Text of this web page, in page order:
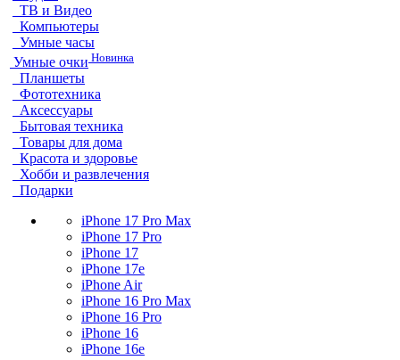
ТВ и Видео
Компьютеры
Умные часы
Умные очки Новинка
Планшеты
Фототехника
Аксессуары
Бытовая техника
Товары для дома
Красота и здоровье
Хобби и развлечения
Подарки
iPhone 17 Pro Max
iPhone 17 Pro
iPhone 17
iPhone 17e
iPhone Air
iPhone 16 Pro Max
iPhone 16 Pro
iPhone 16
iPhone 16e